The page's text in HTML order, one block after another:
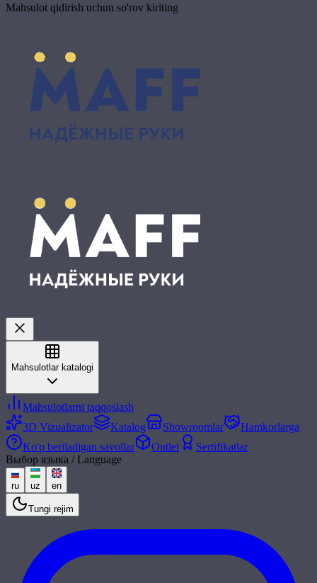
Mahsulot qidirish uchun so'rov kiriting
Mahsulotlar katalogi
Mahsulotlarni taqqoslash
3D Vizualizator
Katalog Showroomlar
Hamkorlarga
Ko'p beriladigan savollar
Outlet
Sertifikatlar
Выбор языка / Language
ru uz en
Tungi rejim